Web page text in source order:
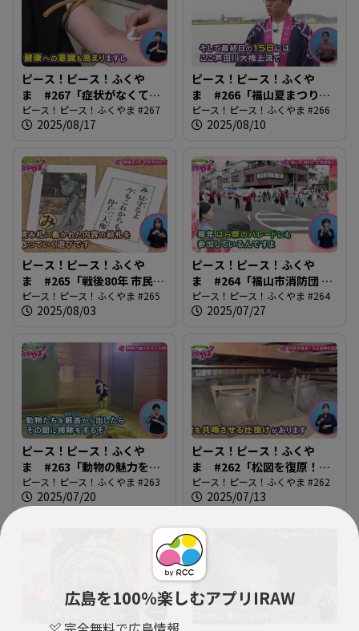
広島を100％楽しむアプリIRAW
ピース！ピース！ふくや
ま #267「症状がなくても
健診に」
ピース！ピース！ふくやま #267
2025/08/17
ピース！ピース！ふくや
ま #266「福山夏まつり
2025」
ピース！ピース！ふくやま #266
2025/08/10
ピース！ピース！ふくや
ま #265「戦後80年 市民平
和のつどい」
ピース！ピース！ふくやま #265
2025/08/03
ピース！ピース！ふくや
ま #264「福山市消防団 女
性団員の活躍」
ピース！ピース！ふくやま #264
2025/07/27
ピース！ピース！ふくや
ま #263「動物の魅力を伝
える飼育員」
ピース！ピース！ふくやま #263
2025/07/20
ピース！ピース！ふくや
ま #262「松図を復原！沼
名前神社能舞台」
ピース！ピース！ふくやま #262
2025/07/13